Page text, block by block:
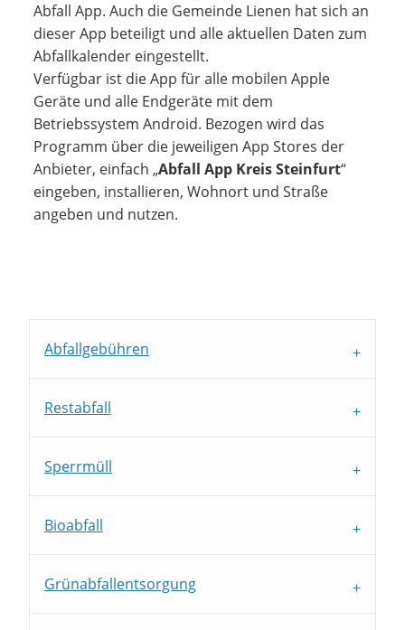
Abfall App. Auch die Gemeinde Lienen hat sich an
dieser App beteiligt und alle aktuellen Daten zum
Abfallkalender eingestellt.
Verfügbar ist die App für alle mobilen Apple
Geräte und alle Endgeräte mit dem
Betriebssystem Android. Bezogen wird das
Programm über die jeweiligen App Stores der
Anbieter, einfach „Abfall App Kreis Steinfurt“
eingeben, installieren, Wohnort und Straße
angeben und nutzen.
Abfallgebühren
Restabfall
Sperrmüll
Bioabfall
Grünabfallentsorgung